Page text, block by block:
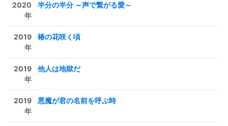
2020
年
半分の半分 ～声で繋がる愛～
2019
年
椿の花咲く頃
2019
年
他人は地獄だ
2019
年
悪魔が君の名前を呼ぶ時